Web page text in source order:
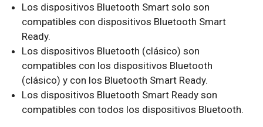
Los dispositivos Bluetooth Smart solo son
compatibles con dispositivos Bluetooth Smart
Ready.
Los dispositivos Bluetooth (clásico) son
compatibles con los dispositivos Bluetooth
(clásico) y con los Bluetooth Smart Ready.
Los dispositivos Bluetooth Smart Ready son
compatibles con todos los dispositivos Bluetooth.